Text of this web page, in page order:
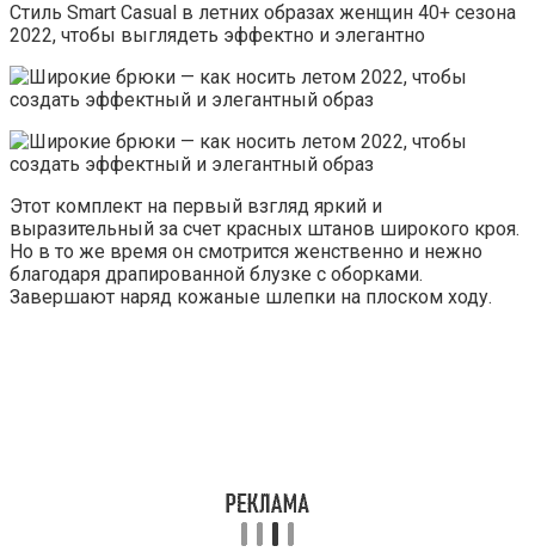
Стиль Smart Casual в летних образах женщин 40+ сезона
2022, чтобы выглядеть эффектно и элегантно
Этот комплект на первый взгляд яркий и
выразительный за счет красных штанов широкого кроя.
Но в то же время он смотрится женственно и нежно
благодаря драпированной блузке с оборками.
Завершают наряд кожаные шлепки на плоском ходу.